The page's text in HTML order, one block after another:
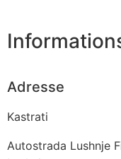
Adresse
Kastrati
Autostrada Lushnje